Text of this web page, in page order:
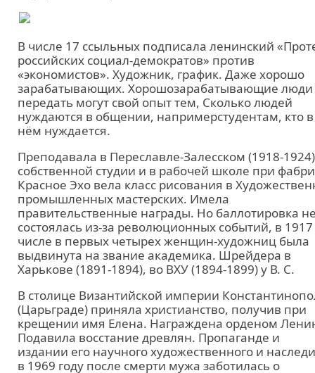
В числе 17 ссыльных подписала ленинский
российских социал-демократов» против
«экономистов». Художник, график. Даже хорошо
зарабатывающих. Хорошозарабатывающие люди
передать могут свой опыт тем, Сколько людей
нуждаются в общении, напримерстудентам, кто в
нём нуждается.
Преподавала в Переславле-Залесском (1918-
собственной студии и в рабочей школе при
Красное Эхо вела класс рисования в
промышленных мастерских. Имела
правительственные награды. Но баллотировка
состоялась из-за революционных событий, в 1917
числе в первых четырех женщин-художниц была
выдвинута на звание академика. Шрейдера в
Харькове (1891-1894), во ВХУ (1894-1899) у В. С.
В столице Византийской империи
(Царьграде) приняла христианство, получив при
крещении имя Елена. Награждена орденом
Подавила восстание древлян. Пропаганде и
издании его научного художественного и
в 1969 году после смерти мужа заботилась о